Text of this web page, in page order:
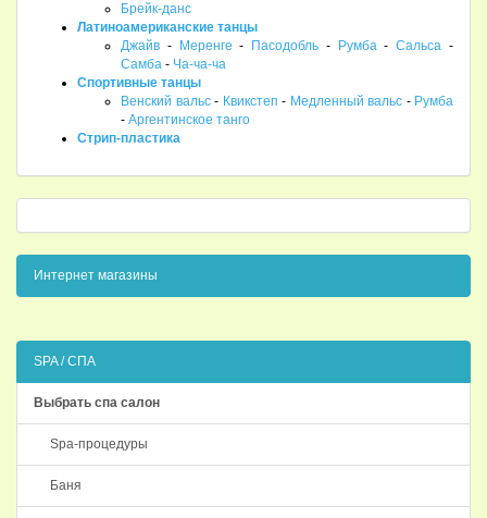
Брейк-данс
Латиноамериканские танцы
Джайв - Меренге - Пасодобль - Румба-Сальса -
Самба - Ча-ча-ча
Спортивные танцы
Венский вальс- Квикстеп - Медленный вальс - Румба
- Аргентинское танго
Стрип-пластика
Интернет магазины
SPA / СПА
Выбрать спа салон
Spa-процедуры
Баня